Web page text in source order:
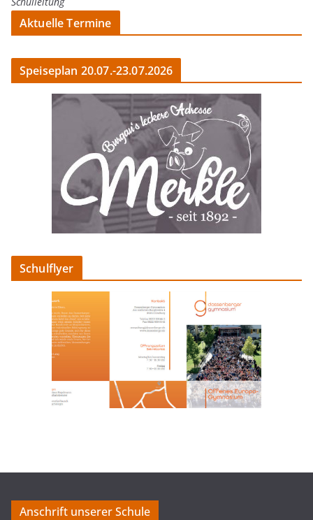
Aktuelle Termine
Speiseplan 20.07.-23.07.2026
Schulflyer
Anschrift unserer Schule